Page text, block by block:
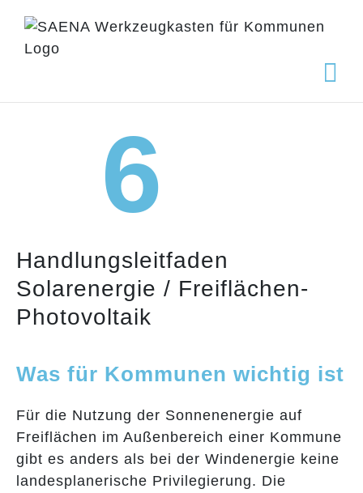
Inhalt
springen
6
Handlungsleitfaden
Solarenergie / Freiflächen-
Photovoltaik
Was für Kommunen wichtig ist
Für die Nutzung der Sonnenenergie auf
Freiflächen im Außenbereich einer Kommune
gibt es anders als bei der Windenergie keine
landesplanerische Privilegierung. Die